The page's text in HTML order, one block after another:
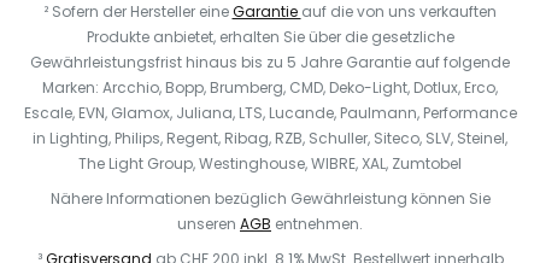
² Sofern der Hersteller eineGarantie auf die von uns verkauften
Produkte anbietet, erhalten Sie über die gesetzliche
Gewährleistungsfrist hinaus bis zu 5 Jahre Garantie auf folgende
Marken: Arcchio, Bopp, Brumberg, CMD, Deko-Light, Dotlux, Erco,
Escale, EVN, Glamox, Juliana, LTS, Lucande, Paulmann, Performance
in Lighting, Philips, Regent, Ribag, RZB, Schuller, Siteco, SLV, Steinel,
The Light Group, Westinghouse, WIBRE, XAL, Zumtobel
Nähere Informationen bezüglich Gewährleistung können Sie
unseren AGB entnehmen.
³Gratisversand ab CHF 200 inkl. 8.1% MwSt. Bestellwert innerhalb